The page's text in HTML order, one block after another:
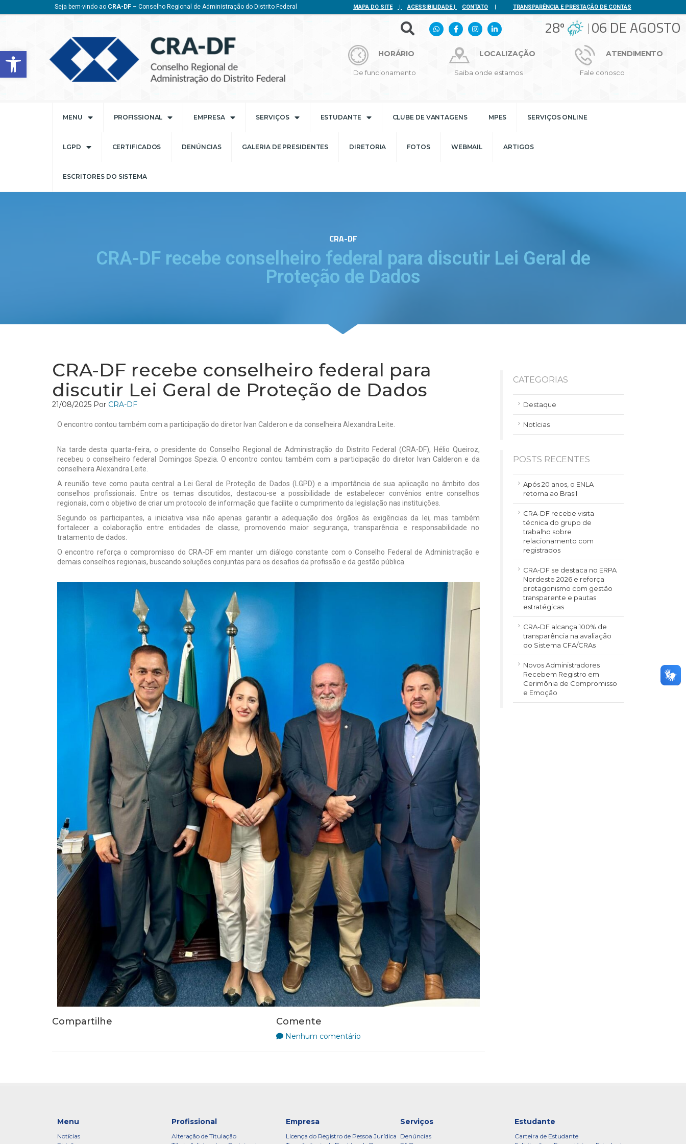
Barra de Ferramentas Aberta
Seja bem-vindo ao CRA-DF – Conselho Regional de Administração do Distrito Federal MAPA DO SITE | ACESSIBILIDADE| CONTATO | TRANSPARÊNCIA E PRESTAÇÃO DE CONTAS
28º 06 DE AGOSTO
HORÁRIO
De funcionamento
LOCALIZAÇÃO
Saiba onde estamos
ATENDIMENTO
Fale conosco
MENU PROFISSIONAL EMPRESA SERVIÇOS ESTUDANTE CLUBE DE VANTAGENS MPES SERVIÇOS ONLINE
LGPD CERTIFICADOS DENÚNCIAS GALERIA DE PRESIDENTES DIRETORIA FOTOS WEBMAIL ARTIGOS
ESCRITORES DO SISTEMA
CRA-DF
CRA-DF recebe conselheiro federal para discutir Lei Geral de
Proteção de Dados
CRA-DF recebe conselheiro federal para
discutir Lei Geral de Proteção de Dados
21/08/2025 Por CRA-DF
O encontro contou também com a participação do diretor Ivan Calderon e da conselheira Alexandra Leite.
Na tarde desta quarta-feira, o presidente do Conselho Regional de Administração do Distrito Federal (CRA-DF), Hélio Queiroz,
recebeu o conselheiro federal Domingos Spezia. O encontro contou também com a participação do diretor Ivan Calderon e da
conselheira Alexandra Leite.
A reunião teve como pauta central a Lei Geral de Proteção de Dados (LGPD) e a importância de sua aplicação no âmbito dos
conselhos profissionais. Entre os temas discutidos, destacou-se a possibilidade de estabelecer convênios entre conselhos
regionais, com o objetivo de criar um protocolo de informação que facilite o cumprimento da legislação nas instituições.
Segundo os participantes, a iniciativa visa não apenas garantir a adequação dos órgãos às exigências da lei, mas também
fortalecer a colaboração entre entidades de classe, promovendo maior segurança, transparência e responsabilidade no
tratamento de dados.
O encontro reforça o compromisso do CRA-DF em manter um diálogo constante com o Conselho Federal de Administração e
demais conselhos regionais, buscando soluções conjuntas para os desafios da profissão e da gestão pública.
Compartilhe Comente
Nenhum comentário
CATEGORIAS
Destaque
Notícias
POSTS RECENTES
Após 20 anos, o ENLA
retorna ao Brasil
CRA-DF recebe visita
técnica do grupo de
trabalho sobre
relacionamento com
registrados
CRA-DF se destaca no ERPA
Nordeste 2026 e reforça
protagonismo com gestão
transparente e pautas
estratégicas
CRA-DF alcança 100% de
transparência na avaliação
do Sistema CFA/CRAs
Novos Administradores
Recebem Registro em
Cerimônia de Compromisso
e Emoção
Menu
Notícias
Profissional
Alteração de Titulação
Empresa
Licença do Registro de Pessoa Jurídica
Serviços
Denúncias
Estudante
Carteira de Estudante